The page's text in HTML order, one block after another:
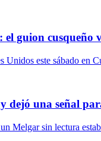
el guion cusqueño
Unidos este sábado en
dejó una señal
Melgar sin lectura